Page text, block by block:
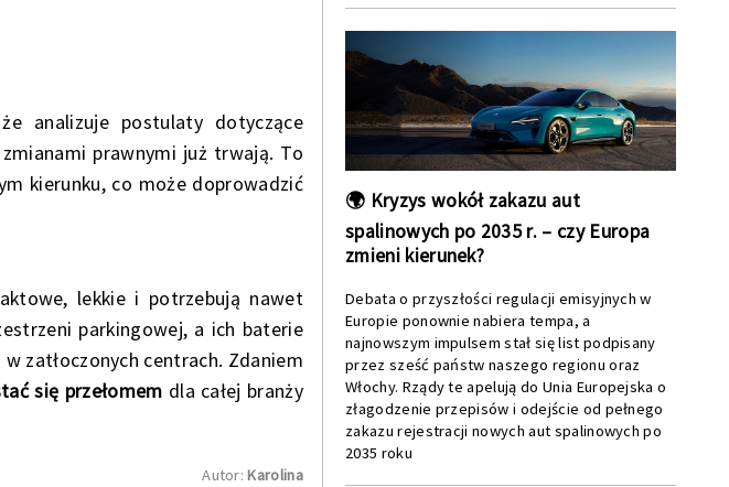
analizuje postulaty dotyczące
prawnymi już trwają. To
kierunku, co może doprowadzić
lekkie i potrzebują nawet
parkingowej, a ich baterie
zatłoczonych centrach. Zdaniem
się przełomem dla całej branży
Autor:Karolina
🌍 Kryzys wokół zakazu aut
spalinowych po 2035 r. – czy Europa
zmieni kierunek?
Debata o przyszłości regulacji emisyjnych w
Europie ponownie nabiera tempa, a
najnowszym impulsem stał się list podpisany
przez sześć państw naszego regionu oraz
Włochy. Rządy te apelują do Unia Europejska o
złagodzenie przepisów i odejście od pełnego
zakazu rejestracji nowych aut spalinowych po
2035 roku